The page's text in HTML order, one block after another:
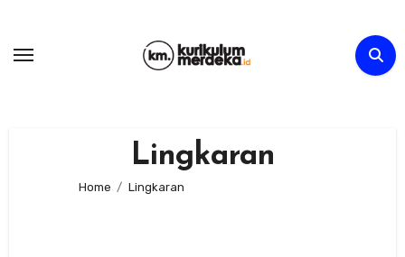
content
Lingkaran
Home Lingkaran